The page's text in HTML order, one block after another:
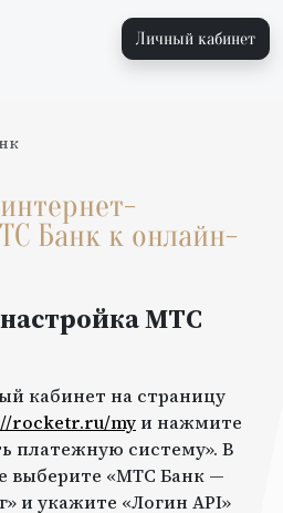
Личный кабинет
Банк к онлайн-
МТС
кабинет на страницу
rocketr.ru/my и нажмите
платежную систему». В
выберите «МТС Банк —
и укажите «Логин API»